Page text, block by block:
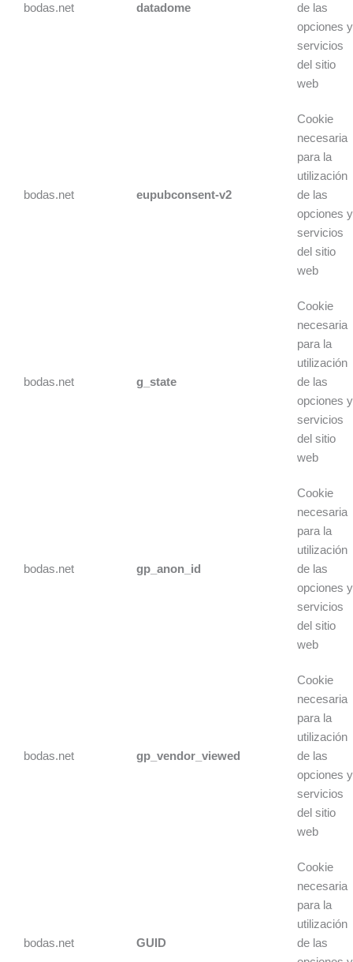
bodas.net datadome
de las
opciones y
servicios
del sitio
web
bodas.net eupubconsent-v2
Cookie
necesaria
para la
utilización
de las
opciones y
servicios
del sitio
web
bodas.net g_state
Cookie
necesaria
para la
utilización
de las
opciones y
servicios
del sitio
web
bodas.net gp_anon_id
Cookie
necesaria
para la
utilización
de las
opciones y
servicios
del sitio
web
bodas.net gp_vendor_viewed
Cookie
necesaria
para la
utilización
de las
opciones y
servicios
del sitio
web
bodas.net GUID
Cookie
necesaria
para la
utilización
de las